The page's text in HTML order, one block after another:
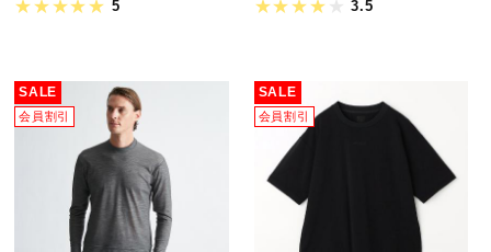
5
3.5
SALE
会員割引
SALE
会員割引